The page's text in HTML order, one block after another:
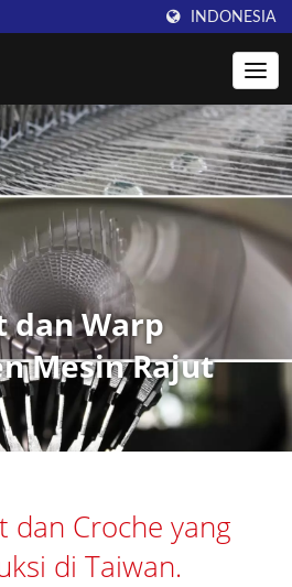
INDONESIA
dan Warp
Mesin Rajut
dan Croche yang
di Taiwan.